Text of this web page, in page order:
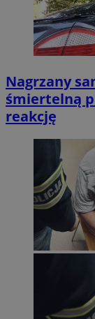
Nagrzany
śmiertelną
reakcję